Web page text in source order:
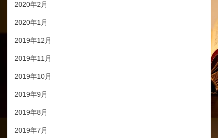
2020年2月
2020年1月
2019年12月
2019年11月
2019年10月
2019年9月
2019年8月
2019年7月